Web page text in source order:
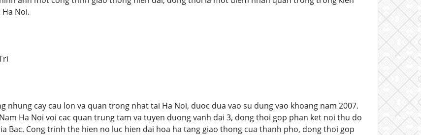
Noi.
nhung cay cau lon va quan trong nhat tai Ha Noi, duoc dua vao su dung vao khoang nam 2007.
Ha Noi voi cac quan trung tam va tuyen duong vanh dai 3, dong thoi gop phan ket noi thu do
Bac. Cong trinh the hien no luc hien dai hoa ha tang giao thong cua thanh pho, dong thoi gop